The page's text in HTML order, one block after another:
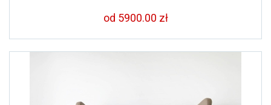
od 5900.00 zł